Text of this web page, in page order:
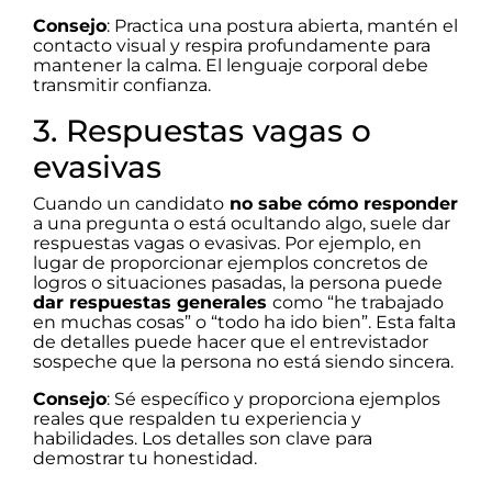
Consejo: Practica una postura abierta, mantén el
contacto visual y respira profundamente para
mantener la calma. El lenguaje corporal debe
transmitir confianza.
3. Respuestas vagas o
evasivas
Cuando un candidato no sabe cómo responder
a una pregunta o está ocultando algo, suele dar
respuestas vagas o evasivas. Por ejemplo, en
lugar de proporcionar ejemplos concretos de
logros o situaciones pasadas, la persona puede
dar respuestas generales como “he trabajado
en muchas cosas” o “todo ha ido bien”. Esta falta
de detalles puede hacer que el entrevistador
sospeche que la persona no está siendo sincera.
Consejo: Sé específico y proporciona ejemplos
reales que respalden tu experiencia y
habilidades. Los detalles son clave para
demostrar tu honestidad.